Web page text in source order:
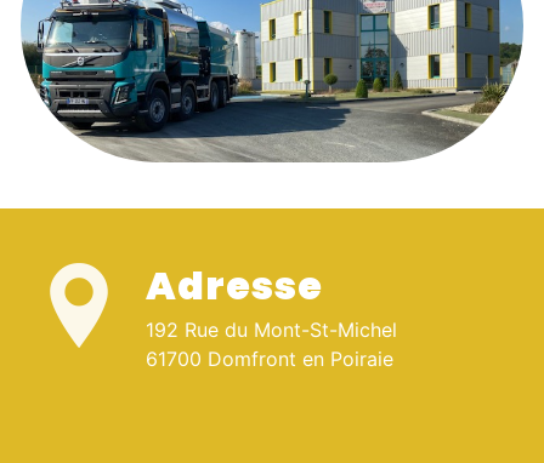
Adresse
192 Rue du Mont-St-Michel
61700 Domfront en Poiraie